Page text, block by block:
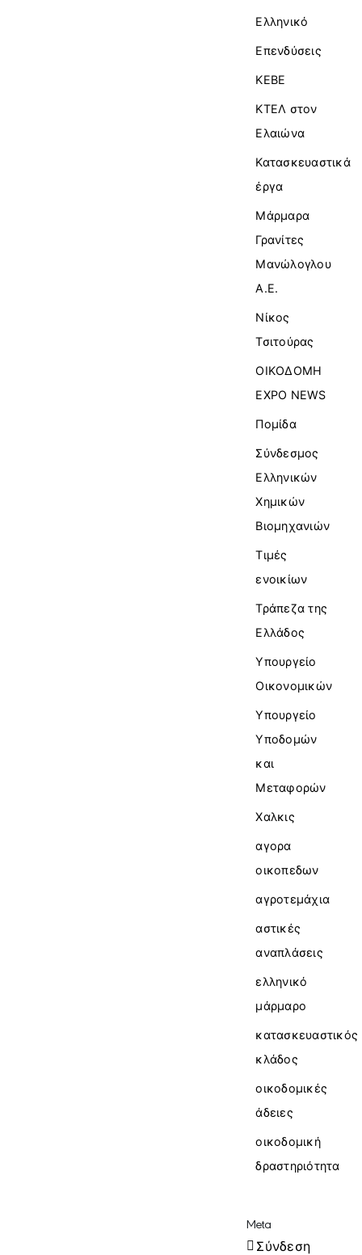
Ελληνικό
Επενδύσεις
ΚΕΒΕ
ΚΤΕΛ στον
Ελαιώνα
Κατασκευαστικά
έργα
Μάρμαρα
Γρανίτες
Μανώλογλου
Α.Ε.
Νίκος
Τσιτούρας
ΟΙΚΟΔΟΜΗ
EXPO NEWS
Πομίδα
Σύνδεσμος
Ελληνικών
Χημικών
Βιομηχανιών
Τιμές
ενοικίων
Τράπεζα της
Ελλάδος
Υπουργείο
Οικονομικών
Υπουργείο
Υποδομών
και
Μεταφορών
Χαλκις
αγορα
οικοπεδων
αγροτεμάχια
αστικές
αναπλάσεις
ελληνικό
μάρμαρο
κατασκευαστικός
κλάδος
οικοδομικές
άδειες
οικοδομική
δραστηριότητα
Meta
Σύνδεση